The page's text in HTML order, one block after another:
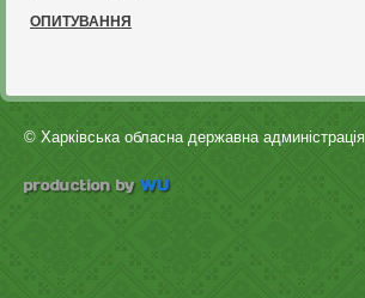
ОПИТУВАННЯ
© Харківська обласна державна админістрація